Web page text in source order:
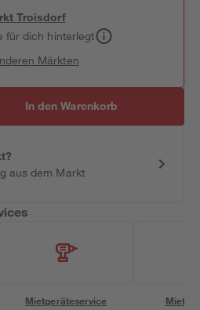
Troisdorf
für dich hinterlegt
Märkten
In den Warenkorb
aus dem Markt
Mietgeräteservice